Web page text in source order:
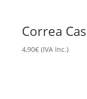
Correa
4,90€ (IVA Inc.)